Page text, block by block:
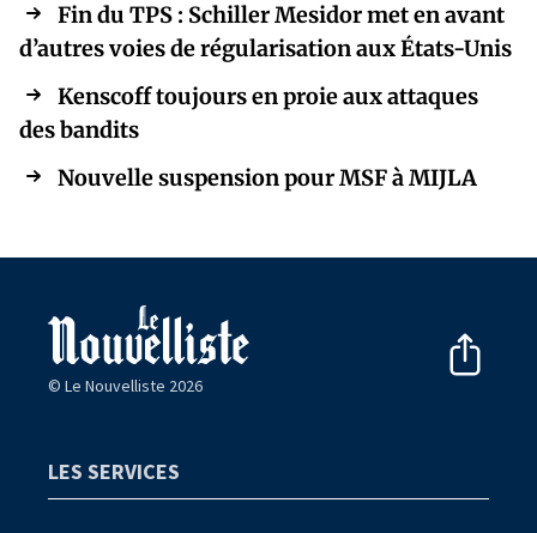
Fin du TPS : Schiller Mesidor met en avant
d’autres voies de régularisation aux États-Unis
Kenscoff toujours en proie aux attaques
des bandits
Nouvelle suspension pour MSF à MIJLA
© Le Nouvelliste 2026
LES SERVICES